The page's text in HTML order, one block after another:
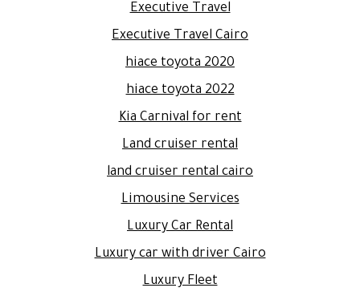
Executive Travel
Executive Travel Cairo
hiace toyota 2020
hiace toyota 2022
Kia Carnival for rent
Land cruiser rental
land cruiser rental cairo
Limousine Services
Luxury Car Rental
Luxury car with driver Cairo
Luxury Fleet